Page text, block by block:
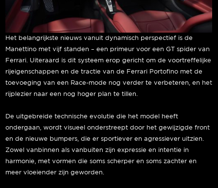
Het belangrijkste nieuws vanuit dynamisch perspectief is de
Manettino met vijf standen – een primeur voor een GT spider van
Ferrari. Uiteraard is dit systeem erop gericht om de voortreffelijke
rijeigenschappen en de tractie van de Ferrari Portofino met de
toevoeging van een Race-mode nog verder te verbeteren, en het
rijplezier naar een nog hoger plan te tillen.
De uitgebreide technische evolutie die het model heeft
ondergaan, wordt visueel onderstreept door het gewijzigde front
en de nieuwe bumpers, die er sportiever en agressiever uitzien.
Zowel vanbinnen als vanbuiten zijn expressie en intentie in
harmonie, met vormen die soms scherper en soms zachter en
meer vloeiender zijn geworden.